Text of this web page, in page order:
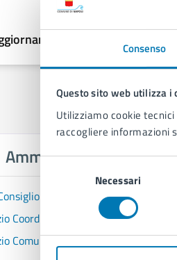
Consenso
Questo sito web utilizza i
Utilizziamo cookie
raccogliere informazioni
Necessari
Amministrazione
Comunale
Coordinamento e Segreteria del
Comunicazione Istituzionale e